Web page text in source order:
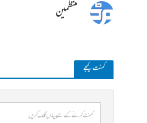
منتظمین
کمنت کیجے
کمنٹ کرنے کے لیے یہاں کلک کریں